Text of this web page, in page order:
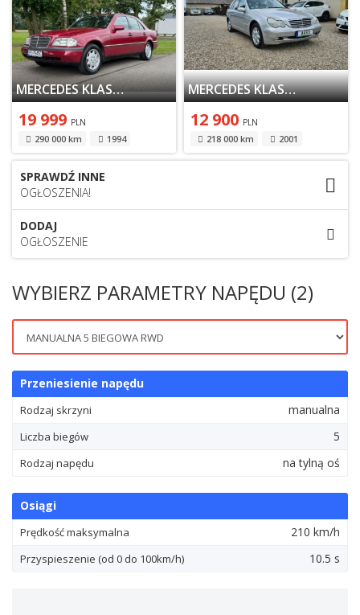
MERCEDES KLASA C W202 SEDAN W202 2.8 193KM 1994
19 999 PLN
290 000 km 1994
MERCEDES KLASA C W203 KOMBI T203 2.0 (C 180) 129KM 2001
12 900 PLN
218 000 km 2001
SPRAWDŹ INNE
OGŁOSZENIA!
DODAJ
OGŁOSZENIE
WYBIERZ PARAMETRY NAPĘDU (2)
Przeniesienie napędu
Rodzaj skrzyni manualna
Liczba biegów 5
Rodzaj napędu na tylną oś
Osiągi
Prędkość maksymalna 210 km/h
Przyspieszenie (od 0 do 100km/h) 10.5 s